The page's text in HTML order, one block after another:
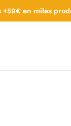
+59€ en miles